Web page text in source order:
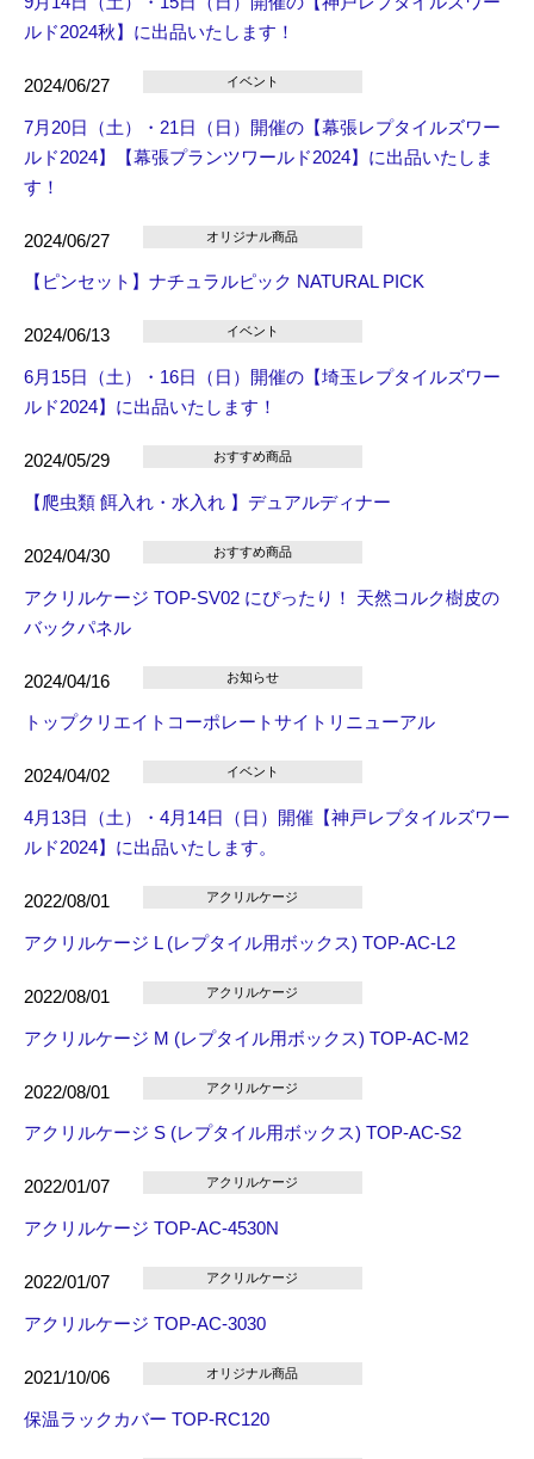
ルド2024秋】に出品いたします！
2024/06/27 イベント
7月20日（土）・21日（日）開催の【幕張レプタイルズワー
ルド2024】【幕張プランツワールド2024】に出品いたしま
す！
2024/06/27 オリジナル商品
【ピンセット】ナチュラルピック NATURAL PICK
2024/06/13 イベント
6月15日（土）・16日（日）開催の【埼玉レプタイルズワー
ルド2024】に出品いたします！
2024/05/29 おすすめ商品
【爬虫類 餌入れ・水入れ 】デュアルディナー
2024/04/30 おすすめ商品
アクリルケージ TOP-SV02 にぴったり！ 天然コルク樹皮の
バックパネル
2024/04/16 お知らせ
トップクリエイトコーポレートサイトリニューアル
2024/04/02 イベント
4月13日（土）・4月14日（日）開催【神戸レプタイルズワー
ルド2024】に出品いたします。
2022/08/01 アクリルケージ
アクリルケージ L (レプタイル用ボックス) TOP-AC-L2
2022/08/01 アクリルケージ
アクリルケージ M (レプタイル用ボックス) TOP-AC-M2
2022/08/01 アクリルケージ
アクリルケージ S (レプタイル用ボックス) TOP-AC-S2
2022/01/07 アクリルケージ
アクリルケージ TOP-AC-4530N
2022/01/07 アクリルケージ
アクリルケージ TOP-AC-3030
2021/10/06 オリジナル商品
保温ラックカバー TOP-RC120